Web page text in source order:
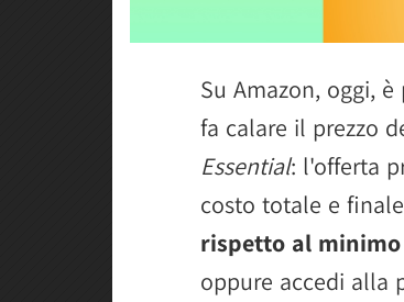
Su Amazon, oggi,
fa calare il prezzo
Essential: l'offerta
costo totale e
rispetto al
oppure accedi alla